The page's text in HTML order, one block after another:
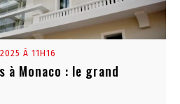
À 11H16
Monaco : le grand